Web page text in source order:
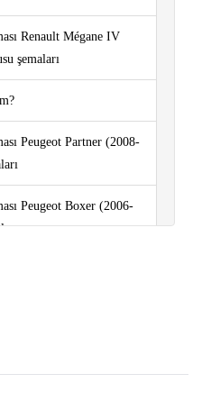
Renault Mégane IV
şemaları
Peugeot Partner (2008-
Peugeot Boxer (2006-